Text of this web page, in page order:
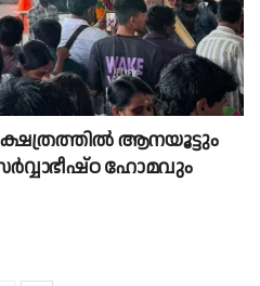
ആനയൂട്ടും
ഹോമവും